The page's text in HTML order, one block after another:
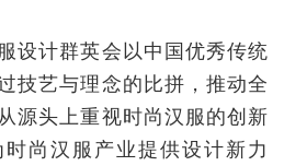
设计群英会以中国优秀传统
技艺与理念的比拼，推动全
源头上重视时尚汉服的创新
尚汉服产业提供设计新力